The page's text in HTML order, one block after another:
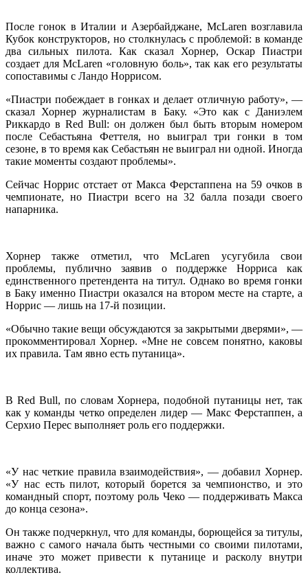
После гонок в Италии и Азербайджане, McLaren возглавила
Кубок конструкторов, но столкнулась с проблемой: в команде
два сильных пилота. Как сказал Хорнер, Оскар Пиастри
создает для McLaren «головную боль», так как его результаты
сопоставимы с Ландо Норрисом.
«Пиастри побеждает в гонках и делает отличную работу», —
сказал Хорнер журналистам в Баку. «Это как с Даниэлем
Риккардо в Red Bull: он должен был быть вторым номером
после Себастьяна Феттеля, но выиграл три гонки в том
сезоне, в то время как Себастьян не выиграл ни одной. Иногда
такие моменты создают проблемы».
Сейчас Норрис отстает от Макса Ферстаппена на 59 очков в
чемпионате, но Пиастри всего на 32 балла позади своего
напарника.
Хорнер также отметил, что McLaren усугубила свои
проблемы, публично заявив о поддержке Норриса как
единственного претендента на титул. Однако во время гонки
в Баку именно Пиастри оказался на втором месте на старте, а
Норрис — лишь на 17-й позиции.
«Обычно такие вещи обсуждаются за закрытыми дверями», —
прокомментировал Хорнер. «Мне не совсем понятно, каковы
их правила. Там явно есть путаница».
В Red Bull, по словам Хорнера, подобной путаницы нет, так
как у команды четко определен лидер — Макс Ферстаппен, а
Серхио Перес выполняет роль его поддержки.
«У нас четкие правила взаимодействия», — добавил Хорнер.
«У нас есть пилот, который борется за чемпионство, и это
командный спорт, поэтому роль Чеко — поддерживать Макса
до конца сезона».
Он также подчеркнул, что для команды, борющейся за титулы,
важно с самого начала быть честными со своими пилотами,
иначе это может привести к путанице и расколу внутри
коллектива.